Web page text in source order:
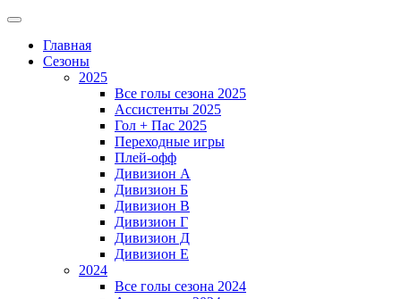
Главная
Сезоны
2025
Все голы сезона 2025
Ассистенты 2025
Гол + Пас 2025
Переходные игры
Плей-офф
Дивизион A
Дивизион Б
Дивизион В
Дивизион Г
Дивизион Д
Дивизион Е
2024
Все голы сезона 2024